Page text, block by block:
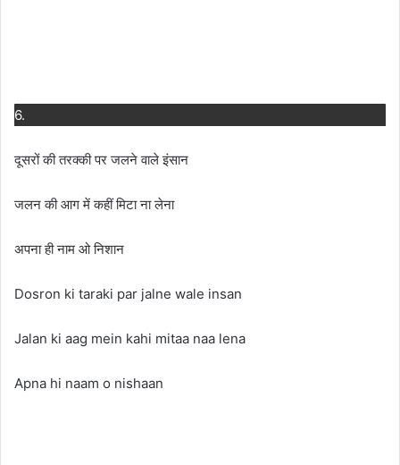
6.
दूसरों की तरक्की पर जलने वाले इंसान
जलन की आग में कहीं मिटा ना लेना
अपना ही नाम ओ निशान
Dosron ki taraki par jalne wale insan
Jalan ki aag mein kahi mitaa naa lena
Apna hi naam o nishaan